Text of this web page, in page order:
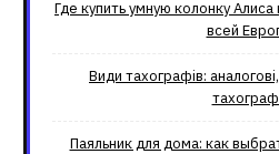
Где купить умную колонку
всей
Види тахографів:
Паяльник для дома: как